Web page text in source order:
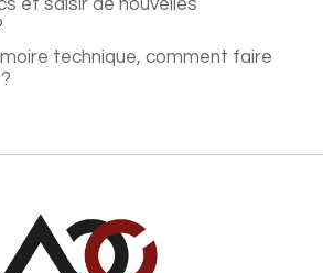
et saisir de nouvelles
technique, comment faire